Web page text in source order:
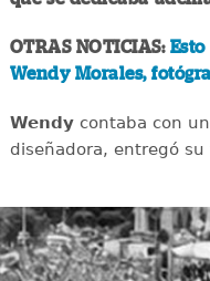
OTRAS NOTICIAS:
Wendy Morales,
Wendycontaba con
diseñadora, entregó